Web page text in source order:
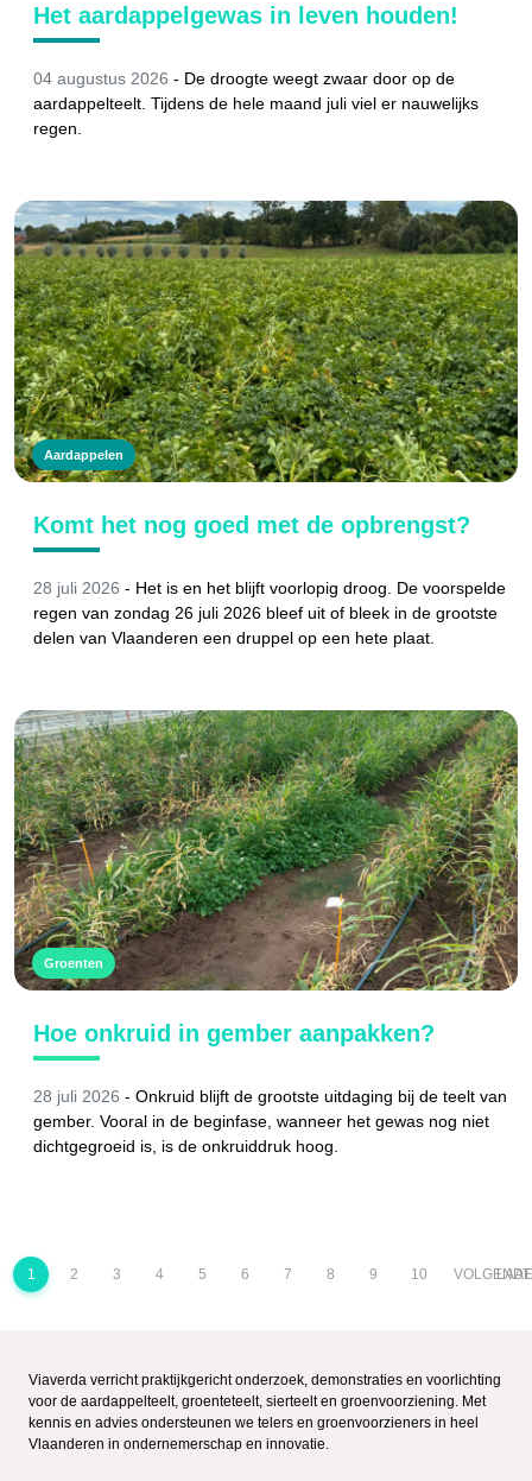
Het aardappelgewas in leven houden!
04 augustus 2026 - De droogte weegt zwaar door op de
aardappelteelt. Tijdens de hele maand juli viel er nauwelijks
regen.
Aardappelen
Komt het nog goed met de opbrengst?
28 juli 2026 - Het is en het blijft voorlopig droog. De voorspelde
regen van zondag 26 juli 2026 bleef uit of bleek in de grootste
delen van Vlaanderen een druppel op een hete plaat.
Groenten
Hoe onkruid in gember aanpakken?
28 juli 2026 - Onkruid blijft de grootste uitdaging bij de teelt van
gember. Vooral in de beginfase, wanneer het gewas nog niet
dichtgegroeid is, is de onkruiddruk hoog.
1 2 3 4 5 6 7 8 9 10 VOLGENDE
Viaverda verricht praktijkgericht onderzoek, demonstraties en voorlichting
voor de aardappelteelt, groenteteelt, sierteelt en groenvoorziening. Met
kennis en advies ondersteunen we telers en groenvoorzieners in heel
Vlaanderen in ondernemerschap en innovatie.